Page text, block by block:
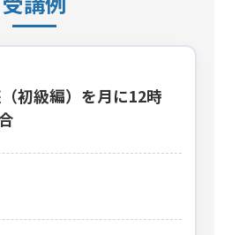
初級編）を月に12時